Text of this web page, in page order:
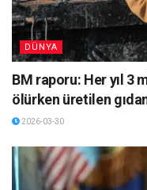
DÜNYA
BM raporu: Her yıl 3
ölürken üretilen
2026-03-30